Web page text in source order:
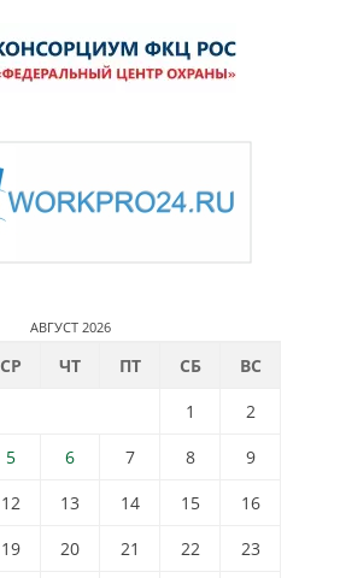
АВГУСТ 2026
СР ЧТ ПТ СБ
ВС
1
2
5 6 7 8
9
12 13 14 15
16
19 20 21 22
23